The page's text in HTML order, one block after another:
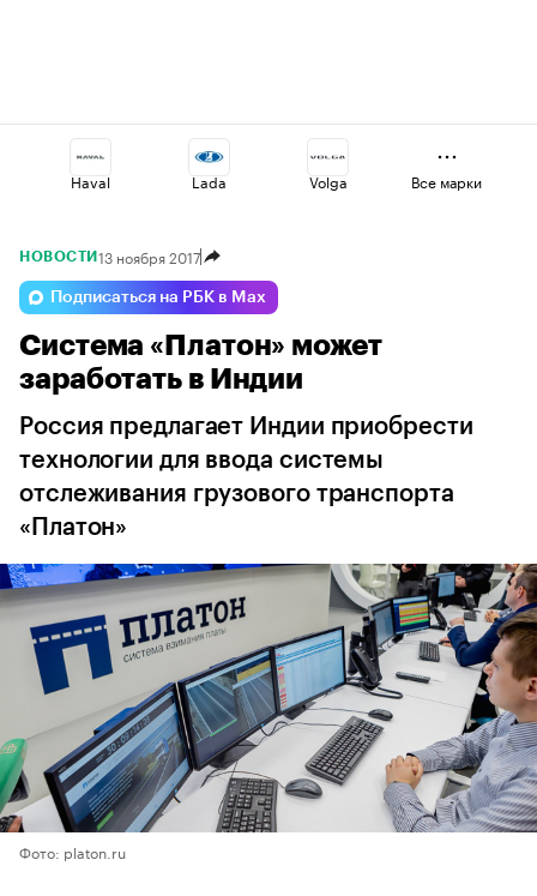
Haval Lada Volga
Geely Voyah
Omoda Jaecoo Changan
Все марки
НОВОСТИ 13 ноября 2017
Подписаться на РБК в Max
Система «Платон» может
заработать в Индии
Россия предлагает Индии приобрести
технологии для ввода системы
отслеживания грузового транспорта
«Платон»
Фото: platon.ru